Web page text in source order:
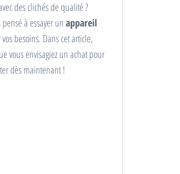
des clichés de qualité ?
à essayer un appareil
besoins. Dans cet article,
vous envisagiez un achat pour
dès maintenant !